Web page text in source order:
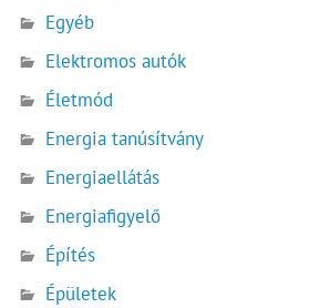
Egyéb
Elektromos autók
Életmód
Energia tanúsítvány
Energiaellátás
Energiafigyelő
Építés
Épületek